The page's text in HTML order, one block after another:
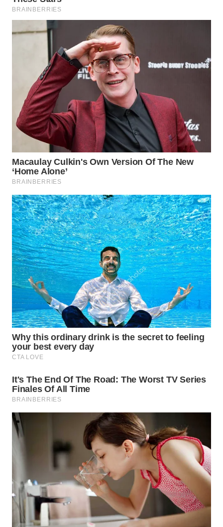
WN
WN
LABUHANBATU
WN
TAPANULI
TENGAH
WN DELI
SERDANG
WN
TEBING
TINGGI
WN
PAKPAK
WN
KARAWANG
WN
BEKASI
WN
BOGOR
WN
WN
WN
PADANG
LAWAS